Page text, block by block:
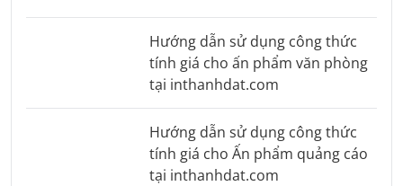
Hướng dẫn sử dụng công thức
tính giá cho ấn phẩm văn phòng
tại inthanhdat.com
Hướng dẫn sử dụng công thức
tính giá cho Ấn phẩm quảng cáo
tại inthanhdat.com